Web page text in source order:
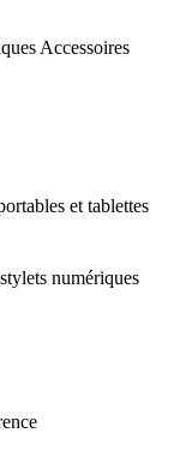
Accessoires
et tablettes
numériques